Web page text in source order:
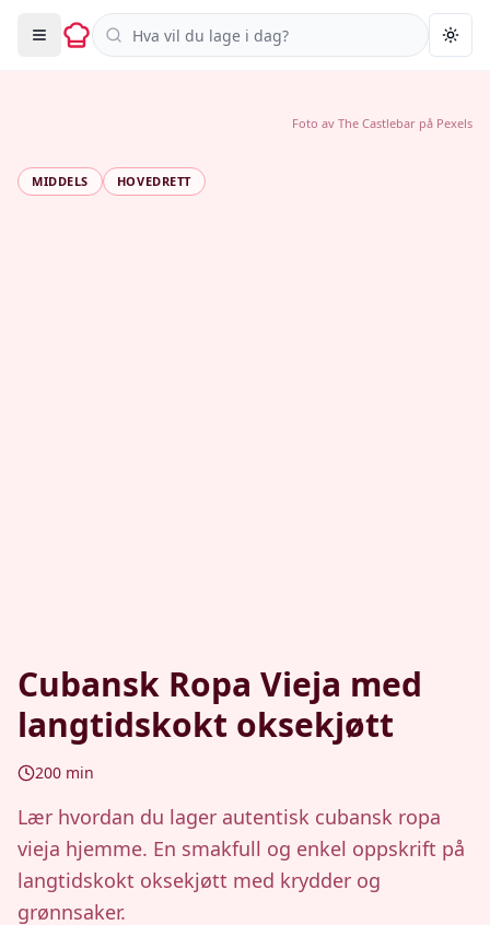
Søk i oppskrifter
MIDDELS HOVEDRETT
Cubansk Ropa Vieja med
langtidskokt oksekjøtt
200 min
Lær hvordan du lager autentisk cubansk ropa
vieja hjemme. En smakfull og enkel oppskrift på
langtidskokt oksekjøtt med krydder og
grønnsaker.
Foto av The Castlebar på Pexels